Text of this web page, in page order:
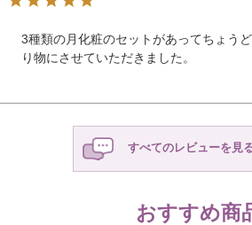
3種類の月化粧のセットがあってちょう
り物にさせていただきました。
すべてのレビューを見
おすすめ商